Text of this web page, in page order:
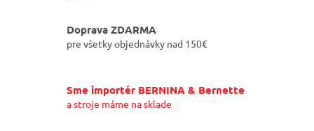
Doprava ZDARMA
pre všetky objednávky nad 150€
Sme importér BERNINA & Bernette
a stroje máme na sklade